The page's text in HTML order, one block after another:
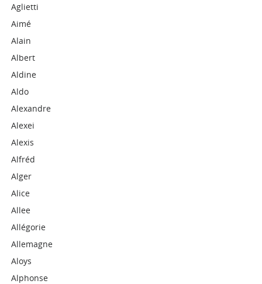
Aglietti
Aimé
Alain
Albert
Aldine
Aldo
Alexandre
Alexei
Alexis
Alfréd
Alger
Alice
Allee
Allégorie
Allemagne
Aloys
Alphonse